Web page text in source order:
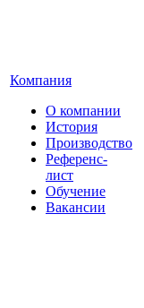
Компания
О компании
История
Производство
Референс-
лист
Обучение
Вакансии